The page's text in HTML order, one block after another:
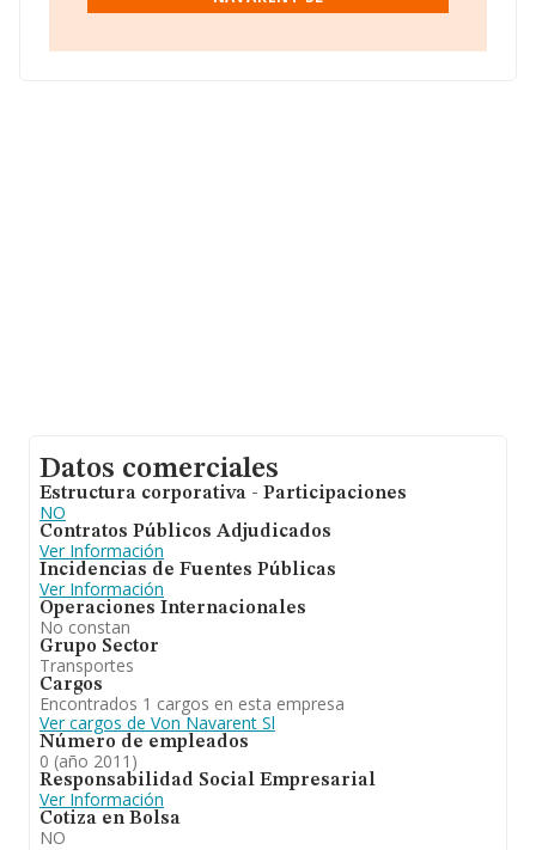
Datos comerciales
Estructura corporativa - Participaciones
NO
Contratos Públicos Adjudicados
Ver Información
Incidencias de Fuentes Públicas
Ver Información
Operaciones Internacionales
No constan
Grupo Sector
Transportes
Cargos
Encontrados 1 cargos en esta empresa
Ver cargos de Von Navarent Sl
Número de empleados
0 (año 2011)
Responsabilidad Social Empresarial
Ver Información
Cotiza en Bolsa
NO